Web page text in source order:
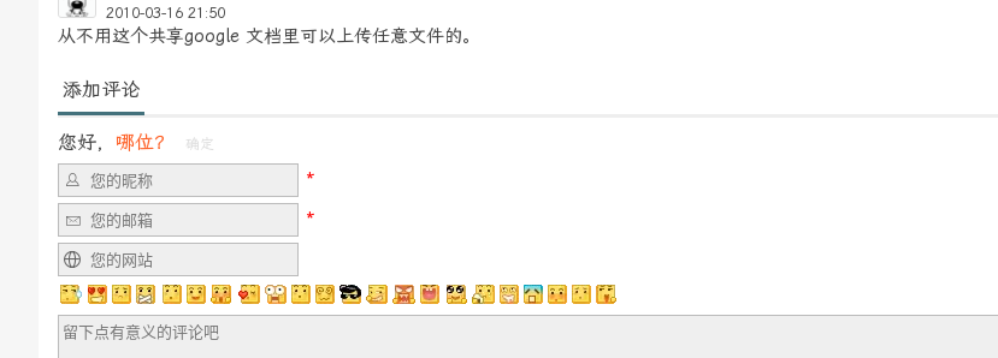
2010-03-16 21:50
从不用这个共享google 文档里可以上传任意文件的。
添加评论
您好， 哪位？ 确定